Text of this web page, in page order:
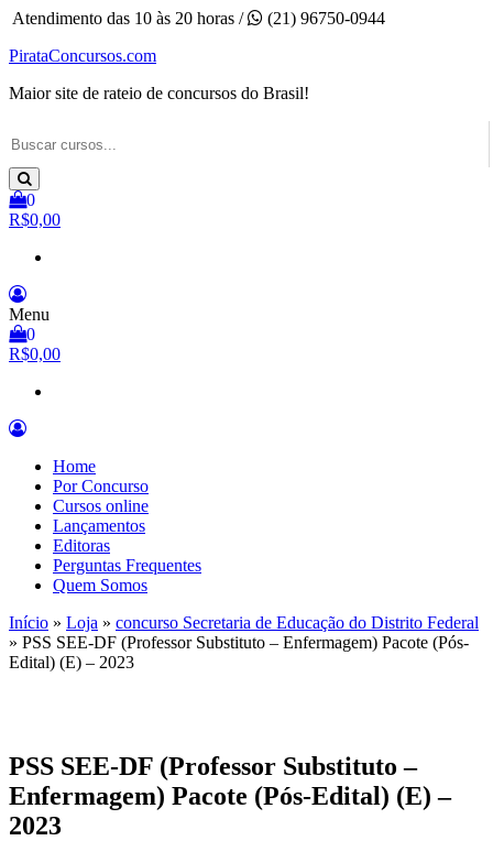
Pular
o
Atendimento das 10 às 20 horas /
(21) 96750-0944
PirataConcursos.com
Maior site de rateio de concursos do Brasil!
0
R$0,00
Menu
0
R$0,00
Home
Por Concurso
Cursos online
Lançamentos
Editoras
Perguntas Frequentes
Quem Somos
Início » Loja » concurso Secretaria de Educação do Distrito Federal
» PSS SEE-DF (Professor Substituto – Enfermagem) Pacote (Pós-
Edital) (E) – 2023
PSS SEE-DF (Professor Substituto –
Enfermagem) Pacote (Pós-Edital) (E) –
2023